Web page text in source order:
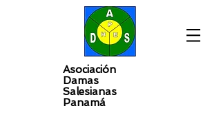
Asociación
Damas
Salesianas
Panamá